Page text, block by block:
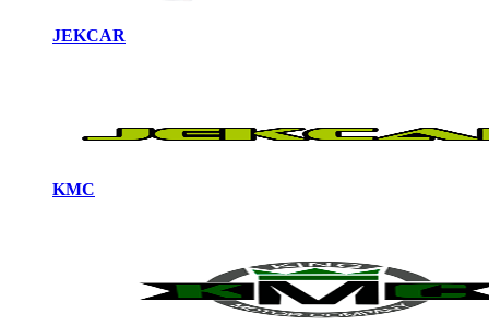
JEKCAR
KMC